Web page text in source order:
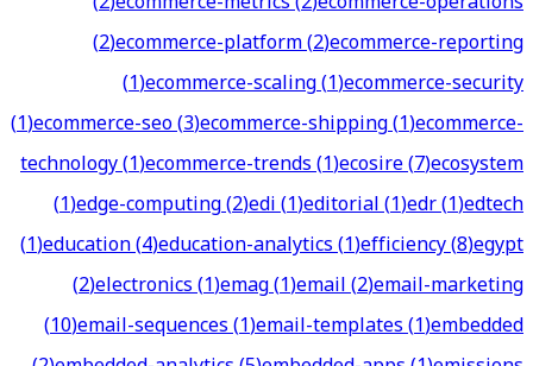
(2)ecommerce-platform(2)ecommerce-reporting
(1)ecommerce-scaling(1)ecommerce-security
(1)ecommerce-seo(3)ecommerce-shipping(1)ecommerce-
technology(1)ecommerce-trends(1)ecosire(7)ecosystem
(1)edge-computing(2)edi(1)editorial(1)edr(1)edtech
(1)education(4)education-analytics(1)efficiency(8)egypt
(2)electronics(1)emag(1)email(2)email-marketing
(10)email-sequences(1)email-templates(1)embedded